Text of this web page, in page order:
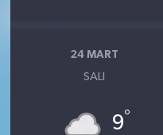
24 MART
SALI
9°